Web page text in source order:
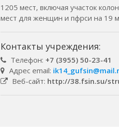
1205 мест, включая участок
мест для женщин и пфрси на 19
Контакты учреждения:
Телефон: +7 (3955) 50-23-41
Адрес email:
Веб-сайт: http://38.fsin.su/